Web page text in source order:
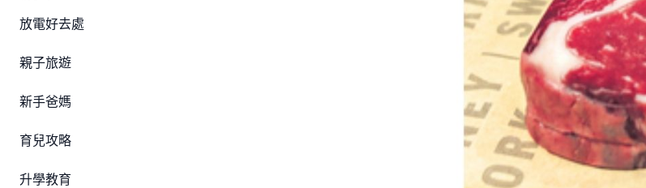
放電好去處
親子旅遊
新手爸媽
育兒攻略
升學教育